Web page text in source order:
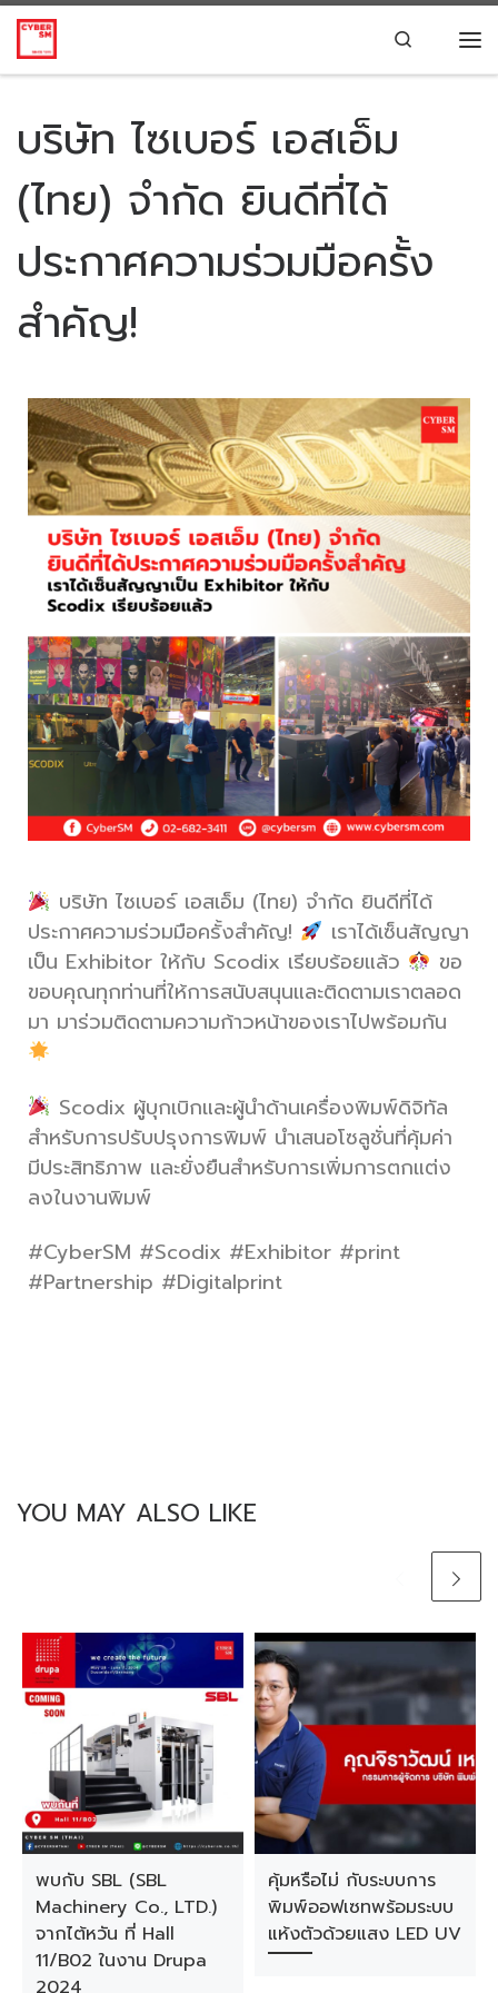
Skip to content Search
บริษัท ไซเบอร์ เอสเอ็ม
(ไทย) จำกัด ยินดีที่ได้
ประกาศความร่วมมือครั้ง
สำคัญ!
บริษัท ไซเบอร์ เอสเอ็ม (ไทย) จำกัด ยินดีที่ได้
ประกาศความร่วมมือครั้งสำคัญ!
เราได้เซ็นสัญญา
เป็น Exhibitor ให้กับ Scodix เรียบร้อยแล้ว
ขอ
ขอบคุณทุกท่านที่ให้การสนับสนุนและติดตามเราตลอด
มา มาร่วมติดตามความก้าวหน้าของเราไปพร้อมกัน
Scodix ผู้บุกเบิกและผู้นำด้านเครื่องพิมพ์ดิจิทัล
สำหรับการปรับปรุงการพิมพ์ นำเสนอโซลูชั่นที่คุ้มค่า
มีประสิทธิภาพ และยั่งยืนสำหรับการเพิ่มการตกแต่ง
ลงในงานพิมพ์
#CyberSM #Scodix #Exhibitor #print
#Partnership #Digitalprint
YOU MAY ALSO LIKE
พบกับ SBL (SBL
Machinery Co., LTD.)
จากไต้หวัน ที่ Hall
11/B02 ในงาน Drupa
2024
คุ้มหรือไม่ กับระบบการ
พิมพ์ออฟเซทพร้อมระบบ
แห้งตัวด้วยแสง LED UV